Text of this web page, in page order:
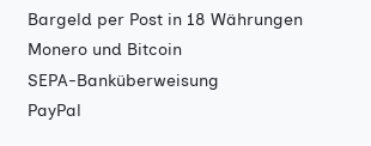
Bargeld per Post in 18 Währungen
Monero und Bitcoin
SEPA-Banküberweisung
PayPal